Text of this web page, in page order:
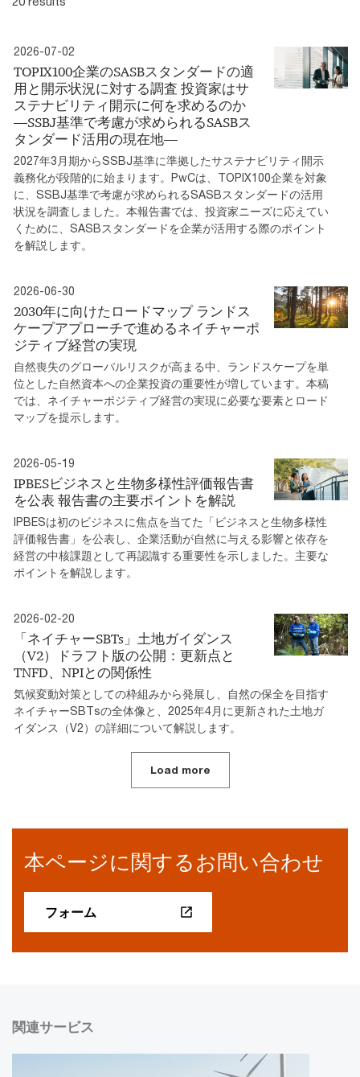
2026-07-02
TOPIX100企業のSASBスタンダードの適
用と開示状況に対する調査 投資家はサ
ステナビリティ開示に何を求めるのか
―SSBJ基準で考慮が求められるSASBス
タンダード活用の現在地―
2027年3月期からSSBJ基準に準拠したサステナビリティ開示
義務化が段階的に始まります。PwCは、TOPIX100企業を対象
に、SSBJ基準で考慮が求められるSASBスタンダードの活用
状況を調査しました。本報告書では、投資家ニーズに応えてい
くために、SASBスタンダードを企業が活用する際のポイント
を解説します。
2026-06-30
2030年に向けたロードマップ ランドス
ケープアプローチで進めるネイチャーポ
ジティブ経営の実現
自然喪失のグローバルリスクが高まる中、ランドスケープを単
位とした自然資本への企業投資の重要性が増しています。本稿
では、ネイチャーポジティブ経営の実現に必要な要素とロード
マップを提示します。
2026-05-19
IPBESビジネスと生物多様性評価報告書
を公表 報告書の主要ポイントを解説
IPBESは初のビジネスに焦点を当てた「ビジネスと生物多様性
評価報告書」を公表し、企業活動が自然に与える影響と依存を
経営の中核課題として再認識する重要性を示しました。主要な
ポイントを解説します。
2026-02-20
「ネイチャーSBTs」土地ガイダンス
（V2）ドラフト版の公開：更新点と
TNFD、NPIとの関係性
気候変動対策としての枠組みから発展し、自然の保全を目指す
ネイチャーSBTsの全体像と、2025年4月に更新された土地ガ
イダンス（V2）の詳細について解説します。
Load more
本ページに関するお問い合わせ
フォーム
関連サービス